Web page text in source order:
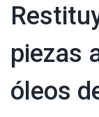
piezas
óleos